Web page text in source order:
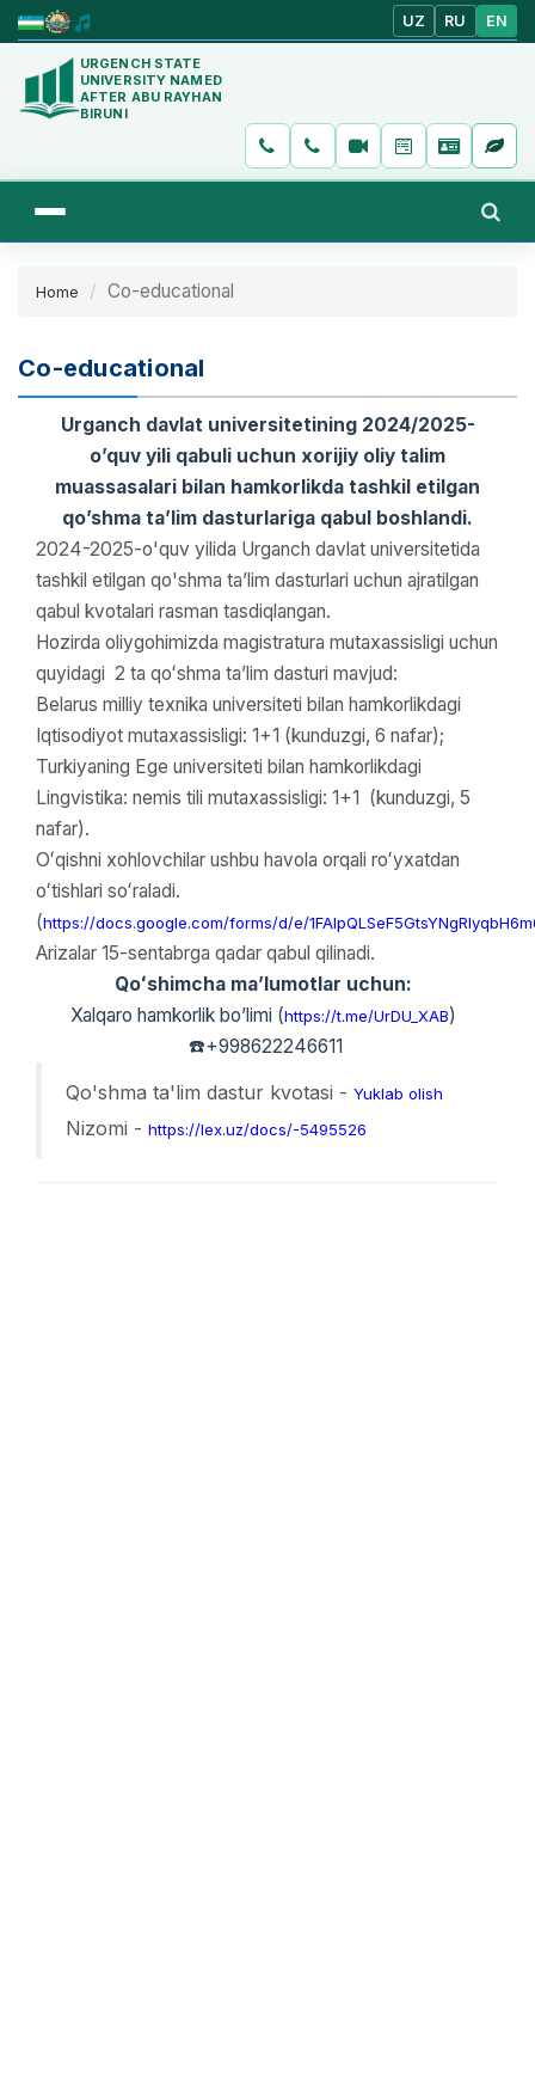
UZ RU EN
URGENCH STATE
UNIVERSITY NAMED
AFTER ABU RAYHAN
BIRUNI
Home Co-educational
Co-educational
Urganch davlat universitetining 2024/2025-
o’quv yili qabuli uchun xorijiy oliy talim
muassasalari bilan hamkorlikda tashkil etilgan
qo’shma ta’lim dasturlariga qabul boshlandi.
2024-2025-o'quv yilida Urganch davlat universitetida
tashkil etilgan qo'shma taʼlim dasturlari uchun ajratilgan
qabul kvotalari rasman tasdiqlangan.
Hozirda oliygohimizda magistratura mutaxassisligi uchun
quyidagi 2 ta qoʻshma ta’lim dasturi mavjud:
Belarus milliy texnika universiteti bilan hamkorlikdagi
Iqtisodiyot mutaxassisligi: 1+1 (kunduzgi, 6 nafar);
Turkiyaning Ege universiteti bilan hamkorlikdagi
Lingvistika: nemis tili mutaxassisligi: 1+1 (kunduzgi, 5
nafar).
Oʻqishni xohlovchilar ushbu havola orqali roʻyxatdan
oʻtishlari soʻraladi.
(https://docs.google.com/forms/d/e/
Arizalar 15-sentabrga qadar qabul qilinadi.
Qoʻshimcha ma’lumotlar uchun:
Xalqaro hamkorlik bo’limi (https://t.me/UrDU_XAB)
☎️+998622246611
Qo'shma ta'lim dastur kvotasi - Yuklab olish
Nizomi - https://lex.uz/docs/-5495526